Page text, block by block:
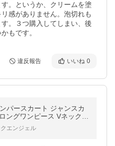
。というか、クリームを塗
感がありません。泡切れも
。３つ購入してしまい、後
もです。
違反報告 いいね 0
パースカート ジャンスカ
ングワンピース Vネック
ル きれいめ 無地 レイヤー
エンジェル